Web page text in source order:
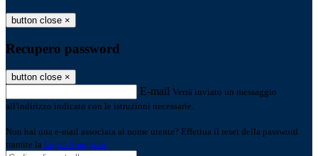
button close ×
Recupero password
button close ×
E-mail Verrà inviato un messaggio
all'indirizzo indicato con le istruzioni necessarie.
Non hai una e-mail associata al nome utente? Effettua il reset della password
tramite la Login Spaggiari